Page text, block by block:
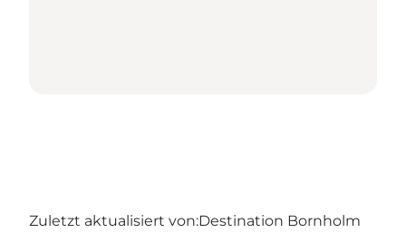
Zuletzt aktualisiert von:Destination Bornholm